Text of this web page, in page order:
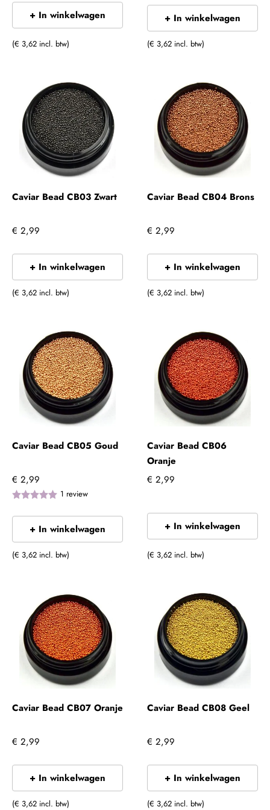
+ In winkelwagen
(€ 3,62 incl. btw)
+ In winkelwagen
(€ 3,62 incl. btw)
Caviar Bead CB03 Zwart
€ 2,99
+ In winkelwagen
(€ 3,62 incl. btw)
Caviar Bead CB04 Brons
€ 2,99
+ In winkelwagen
(€ 3,62 incl. btw)
Caviar Bead CB05 Goud
€ 2,99
1 review
+ In winkelwagen
(€ 3,62 incl. btw)
Caviar Bead CB06
Oranje
€ 2,99
+ In winkelwagen
(€ 3,62 incl. btw)
Caviar Bead CB07 Oranje
€ 2,99
+ In winkelwagen
(€ 3,62 incl. btw)
Caviar Bead CB08 Geel
€ 2,99
+ In winkelwagen
(€ 3,62 incl. btw)